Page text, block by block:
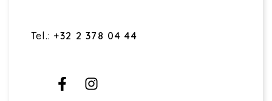
Tel.: +32 2 378 04 44